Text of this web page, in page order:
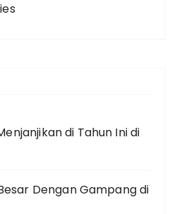
di Tahun Ini di
Dengan Gampang di